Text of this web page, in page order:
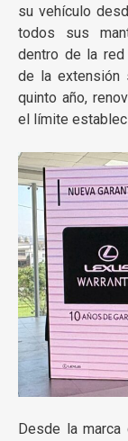
su vehículo
todos sus
dentro de la
de la extensión
quinto año,
el límite
Desde la